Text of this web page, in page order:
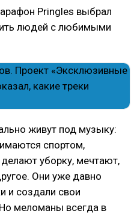
Pringles выбрал
людей с любимыми
живут под музыку:
спортом,
уборку, мечтают,
Они уже давно
и создали свои
меломаны всегда в